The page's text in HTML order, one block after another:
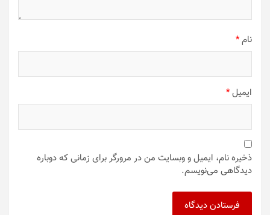
نام*
ایمیل*
ذخیره نام، ایمیل و وبسایت من در مرورگر برای زمانی که دوباره
دیدگاهی می‌نویسم.